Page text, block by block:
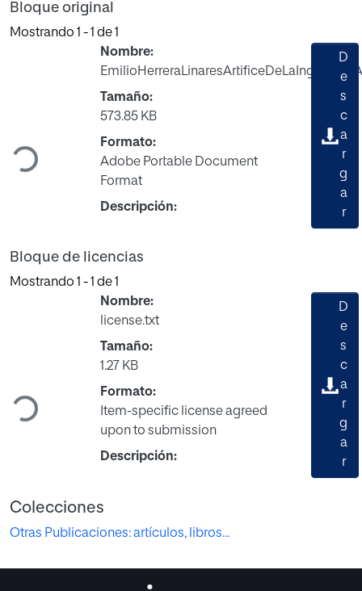
Bloque original
Mostrando 1 - 1 de 1
Cargando...
Nombre:
Tamaño:
573.85 KB
Formato:
Adobe Portable Document
Format
Descripción:
D
e
s
c
a
r
g
a
r
Bloque de licencias
Mostrando 1 - 1 de 1
Cargando...
Nombre:
license.txt
Tamaño:
1.27 KB
Formato:
Item-specific license agreed
upon to submission
Descripción:
D
e
s
c
a
r
g
a
r
Colecciones
Otras Publicaciones: artículos, libros...